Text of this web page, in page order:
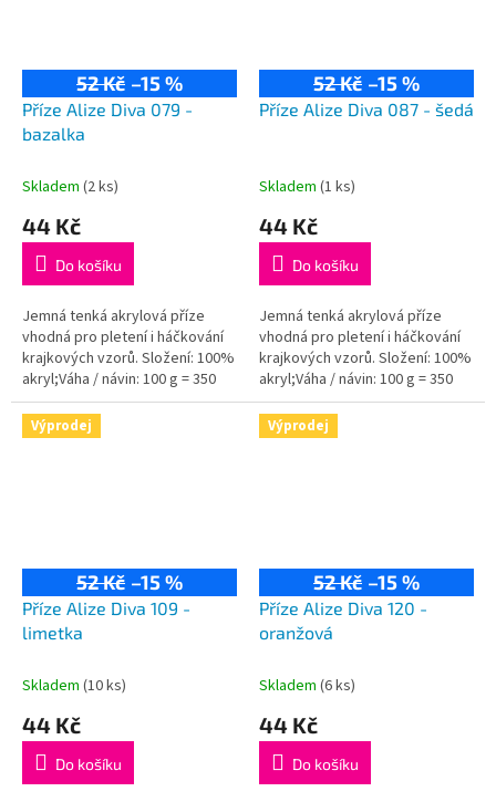
52 Kč –15 %
Příze Alize Diva 079 -
bazalka
Skladem (2 ks)
44 Kč
Do košíku
Jemná tenká akrylová příze
vhodná pro pletení i háčkování
krajkových vzorů. Složení: 100%
akryl;Váha / návin: 100 g = 350
m;Doporučená velikost jehlic /...
52 Kč –15 %
Příze Alize Diva 087 - šedá
Skladem (1 ks)
44 Kč
Do košíku
Jemná tenká akrylová příze
vhodná pro pletení i háčkování
krajkových vzorů. Složení: 100%
akryl;Váha / návin: 100 g = 350
m;Doporučená velikost jehlic /
háčku: 2,5 - 3,5 / 1-3 mm.
Výprodej
52 Kč –15 %
Příze Alize Diva 109 -
limetka
Skladem (10 ks)
44 Kč
Do košíku
Výprodej
52 Kč –15 %
Příze Alize Diva 120 -
oranžová
Skladem (6 ks)
44 Kč
Do košíku